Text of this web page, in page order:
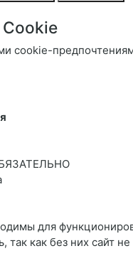
cookie-
для
так как без них сайт